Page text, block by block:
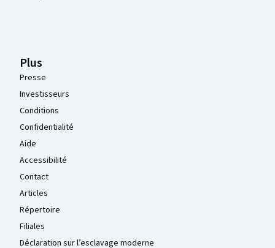
Plus
Presse
Investisseurs
Conditions
Confidentialité
Aide
Accessibilité
Contact
Articles
Répertoire
Filiales
Déclaration sur l’esclavage moderne